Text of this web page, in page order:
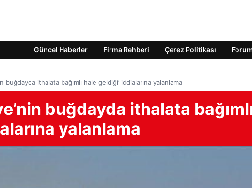
Güncel Haberler Firma Rehberi Çerez Politikası Forum
buğdayda ithalata bağımlı hale geldiği’ iddialarına yalanlama
buğdayda ithalata
yalanlama